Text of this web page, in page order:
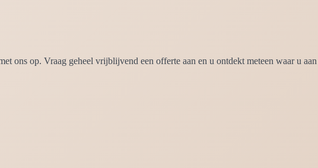
ons op. Vraag geheel vrijblijvend een offerte aan en u ontdekt meteen waar u aan